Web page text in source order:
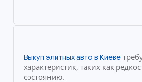
Выкуп элитных авто в Киеве
характеристик, таких как
состоянию.